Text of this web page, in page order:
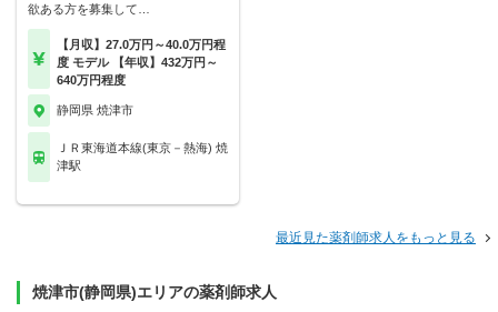
欲ある方を募集して…
【月収】27.0万円～40.0万円程
度 モデル 【年収】432万円～
640万円程度
静岡県 焼津市
ＪＲ東海道本線(東京－熱海) 焼
津駅
最近見た薬剤師求人をもっと見る
焼津市(静岡県)エリアの薬剤師求人